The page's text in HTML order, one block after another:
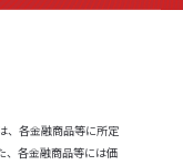
、各金融商品等に所定
、各金融商品等には価